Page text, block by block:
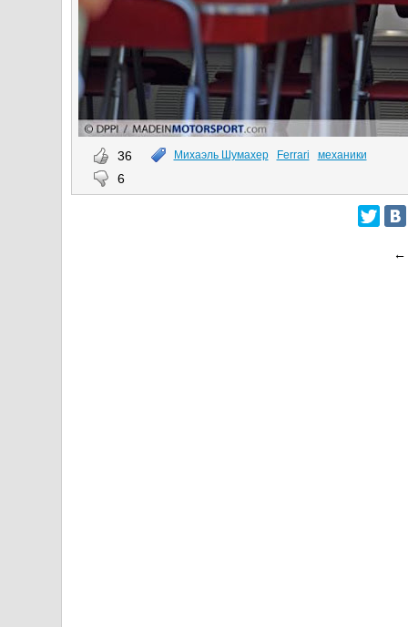
36
6
Михаэль Шумахер Ferrari механики